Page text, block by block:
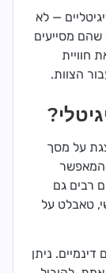
— לא
שהם מסייעים
חוויית
הצוות.
על מסך
המאפשר
רבים גם
טאבלט על
ניתן